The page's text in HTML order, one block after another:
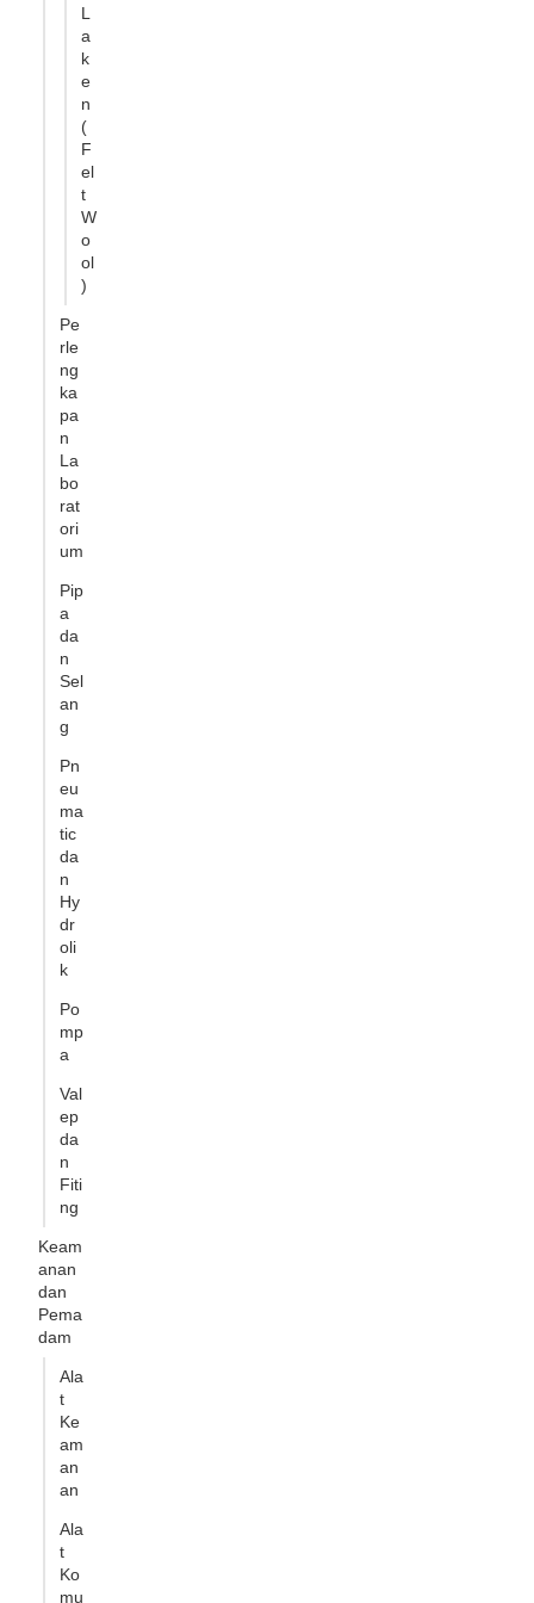
L
a
k
e
n
(
F
el
t
W
o
ol
)
Pe
rle
ng
ka
pa
n
La
bo
rat
ori
um
Pip
a
da
n
Sel
an
g
Pn
eu
ma
tic
da
n
Hy
dr
oli
k
Po
mp
a
Val
ep
da
n
Fiti
ng
Keam
anan
dan
Pema
dam
Ala
t
Ke
am
an
an
Ala
t
Ko
mu